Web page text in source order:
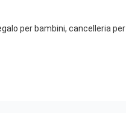
per bambini, cancelleria per